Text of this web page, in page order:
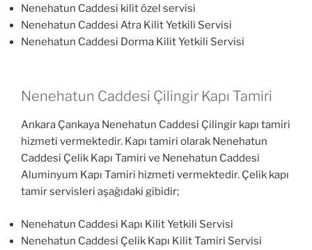
Nenehatun Caddesi kilit özel servisi
Nenehatun Caddesi Atra Kilit Yetkili Servisi
Nenehatun Caddesi Dorma Kilit Yetkili Servisi
Nenehatun Caddesi Çilingir Kapı Tamiri
Ankara Çankaya Nenehatun Caddesi Çilingir kapı tamiri
hizmeti vermektedir. Kapı tamiri olarak Nenehatun
Caddesi Çelik Kapı Tamiri ve Nenehatun Caddesi
Aluminyum Kapı Tamiri hizmeti vermektedir. Çelik kapı
tamir servisleri aşağıdaki gibidir;
Nenehatun Caddesi Kapı Kilit Yetkili Servisi
Nenehatun Caddesi Çelik Kapı Kilit Tamiri Servisi